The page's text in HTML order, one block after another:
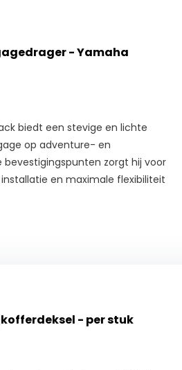
- Yamaha
biedt een stevige en lichte
op adventure- en
zorgt hij voor
en maximale flexibiliteit
- per stuk